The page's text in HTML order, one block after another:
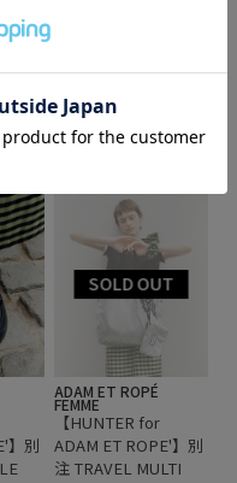
シリーズ
】別
ADAM ET ROPÉ
FEMME
【HUNTER for
ADAM ET ROPE'】別
注 TRAVEL MULTI